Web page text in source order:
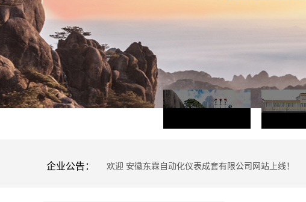
企业公告： 欢迎 安徽东霖自动化仪表成套有限公司网站上线！